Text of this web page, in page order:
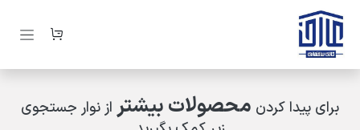
صرف نظر و مشاهده محتوا
برای پیدا کردن محصولات بیشتر از نوار جستجوی